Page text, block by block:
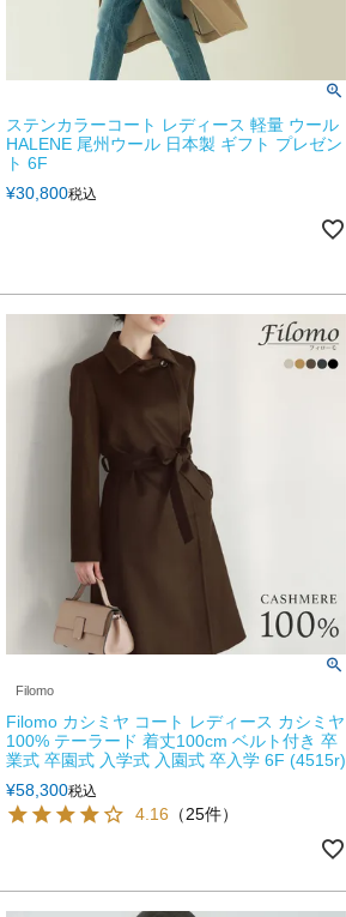
ステンカラーコート レディース 軽量 ウール
HALENE 尾州ウール 日本製 ギフト プレゼン
ト 6F
¥30,800税込
Filomo
Filomo カシミヤ コート レディース カシミヤ
100% テーラード 着丈100cm ベルト付き 卒
業式 卒園式 入学式 入園式 卒入学 6F (4515r)
¥58,300税込
4.16 （25件）